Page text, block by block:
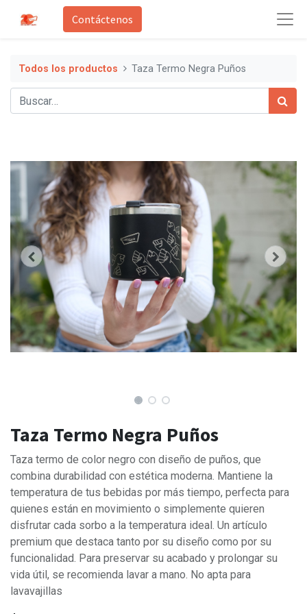
Contáctenos
Todos los productos Taza Termo Negra Puños
Taza Termo Negra Puños
Taza termo de color negro con diseño de puños, que
combina durabilidad con estética moderna. Mantiene la
temperatura de tus bebidas por más tiempo, perfecta para
quienes están en movimiento o simplemente quieren
disfrutar cada sorbo a la temperatura ideal. Un artículo
premium que destaca tanto por su diseño como por su
funcionalidad. Para preservar su acabado y prolongar su
vida útil, se recomienda lavar a mano. No apta para
lavavajillas